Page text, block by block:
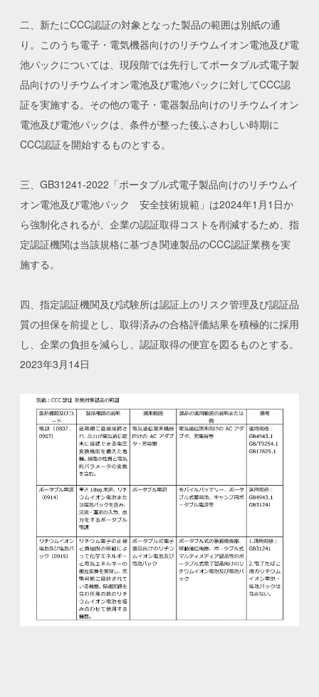
二、新たにCCC認証の対象となった製品の範囲は別紙の通
り。このうち電子・電気機器向けのリチウムイオン電池及び電
池パックについては、現段階では先行してポータブル式電子製
品向けのリチウムイオン電池及び電池パックに対してCCC認
証を実施する。その他の電子・電器製品向けのリチウムイオン
電池及び電池パックは、条件が整った後ふさわしい時期に
CCC認証を開始するものとする。
三、GB31241-2022「ポータブル式電子製品向けのリチウムイ
オン電池及び電池パック 安全技術規範」は2024年1月1日か
ら強制化されるが、企業の認証取得コストを削減するため、指
定認証機関は当該規格に基づき関連製品のCCC認証業務を実
施する。
四、指定認証機関及び試験所は認証上のリスク管理及び認証品
質の担保を前提とし、取得済みの合格評価結果を積極的に採用
し、企業の負担を減らし、認証取得の便宜を図るものとする。
2023年3月14日